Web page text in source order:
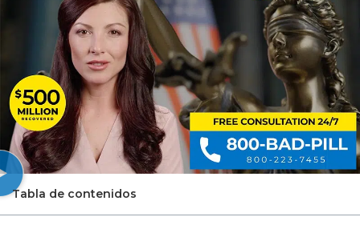
Tabla de contenidos